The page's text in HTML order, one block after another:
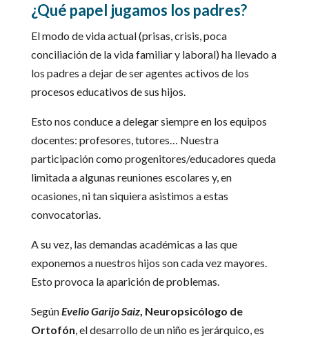
¿Qué papel jugamos los padres?
El modo de vida actual (prisas, crisis, poca
conciliación de la vida familiar y laboral) ha llevado a
los padres a dejar de ser agentes activos de los
procesos educativos de sus hijos.
Esto nos conduce a delegar siempre en los equipos
docentes: profesores, tutores… Nuestra
participación como progenitores/educadores queda
limitada a algunas reuniones escolares y, en
ocasiones, ni tan siquiera asistimos a estas
convocatorias.
A su vez, las demandas académicas a las que
exponemos a nuestros hijos son cada vez mayores.
Esto provoca la aparición de problemas.
SegúnEvelio Garijo Saiz, Neuropsicólogo de
Ortofón, el desarrollo de un niño es jerárquico, es